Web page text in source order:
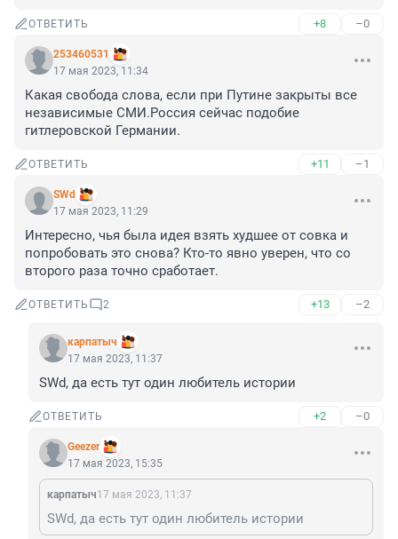
ОТВЕТИТЬ +8 –0
253460531
17 мая 2023, 11:34
Какая свобода слова, если при Путине закрыты все
независимые СМИ.Россия сейчас подобие
гитлеровской Германии.
ОТВЕТИТЬ +11 –1
SWd
17 мая 2023, 11:29
Интересно, чья была идея взять худшее от совка и
попробовать это снова? Кто-то явно уверен, что со
второго раза точно сработает.
ОТВЕТИТЬ 2 +13 –2
карпатыч
17 мая 2023, 11:37
SWd, да есть тут один любитель истории
ОТВЕТИТЬ +2 –0
Geezer
17 мая 2023, 15:35
карпатыч17 мая 2023, 11:37
SWd, да есть тут один любитель истории